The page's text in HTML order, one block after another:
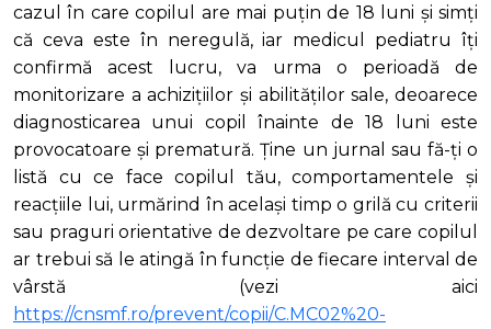
cazul în care copilul are mai puțin de 18 luni și simți
că ceva este în neregulă, iar medicul pediatru îți
confirmă acest lucru, va urma o perioadă de
monitorizare a achizițiilor și abilităților sale, deoarece
diagnosticarea unui copil înainte de 18 luni este
provocatoare și prematură. Ține un jurnal sau fă-ți o
listă cu ce face copilul tău, comportamentele și
reacțiile lui, urmărind în același timp o grilă cu criterii
sau praguri orientative de dezvoltare pe care copilul
ar trebui să le atingă în funcție de fiecare interval de
vârstă (vezi aici
https://cnsmf.ro/prevent/copii/C.MC02%20-